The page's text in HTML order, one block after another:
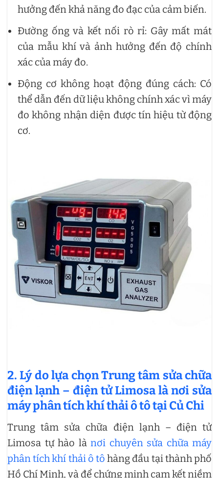
hưởng đến khả năng đo đạc của cảm biến.
Đường ống và kết nối rò rỉ: Gây mất mát
của mẫu khí và ảnh hưởng đến độ chính
xác của máy đo.
Động cơ không hoạt động đúng cách: Có
thể dẫn đến dữ liệu không chính xác vì máy
đo không nhận diện được tín hiệu từ động
cơ.
2. Lý do lựa chọn Trung tâm sửa chữa
điện lạnh – điện tử Limosa là nơi sửa
máy phân tích khí thải ô tô tại Củ Chi
Trung tâm sửa chữa điện lạnh – điện tử
Limosa tự hào là nơi chuyên sửa chữa máy
phân tích khí thải ô tô hàng đầu tại thành phố
Hồ Chí Minh, và để chứng minh cam kết niềm